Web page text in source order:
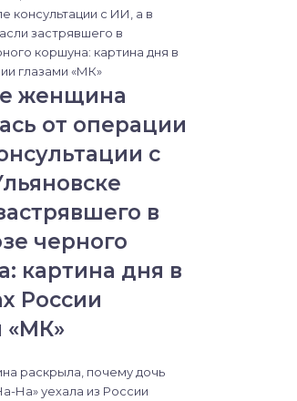
женщина
от операции
с
в
черного
картина дня в
России
«МК»